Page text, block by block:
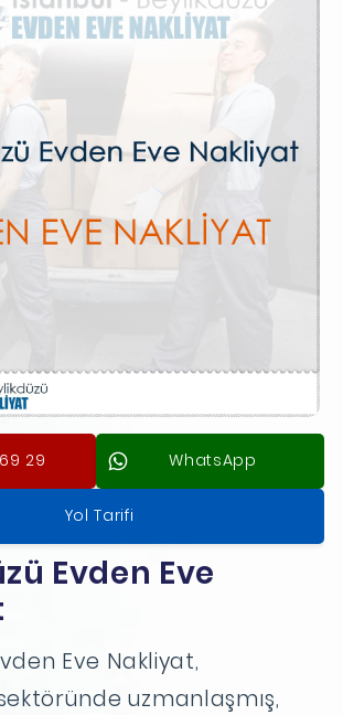
29 WhatsApp
Yol Tarifi
Evden Eve
Eve Nakliyat,
uzmanlaşmış,